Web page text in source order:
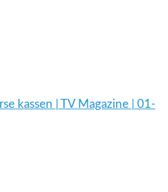
kassen | TV Magazine | 01-